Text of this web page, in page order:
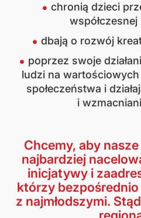
chronią dzieci
dbają o rozwój
poprzez swoje
ludzi na
społeczeństwa i
i
Chcemy, aby
najbardziej
inicjatywy i
którzy bezpośrednio
z najmłodszymi.